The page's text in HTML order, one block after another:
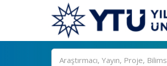
Ara